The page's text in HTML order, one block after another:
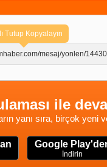
Tutup Kopyalayın
mesaj/yonlen/
ile
yanı sıra, birçok yeni
Google
İndirin